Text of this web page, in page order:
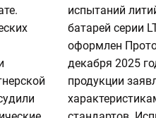
испытаний
батарей серии
оформлен
декабря 2025
продукции